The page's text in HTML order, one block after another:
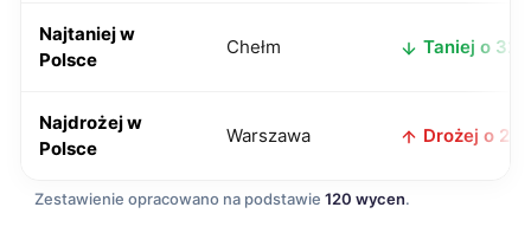
Najtaniej w
Polsce
Chełm Taniej o 32
Najdrożej w
Polsce
Warszawa Drożej o 2 zł
Zestawienie opracowano na podstawie 120 wycen.